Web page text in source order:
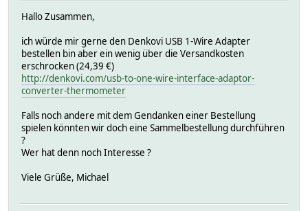
Hallo Zusammen,
ich würde mir gerne den Denkovi USB 1-Wire Adapter
bestellen bin aber ein wenig über die Versandkosten
erschrocken (24,39 €)
http://denkovi.com/usb-to-one-wire-interface-adaptor-
converter-thermometer
Falls noch andere mit dem Gendanken einer Bestellung
spielen könnten wir doch eine Sammelbestellung durchführen
?
Wer hat denn noch Interesse ?
Viele Grüße, Michael